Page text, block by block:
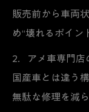
販売前から車両
め“壊れるポイン
2．アメ車専門店
国産車とは違う
無駄な修理を減